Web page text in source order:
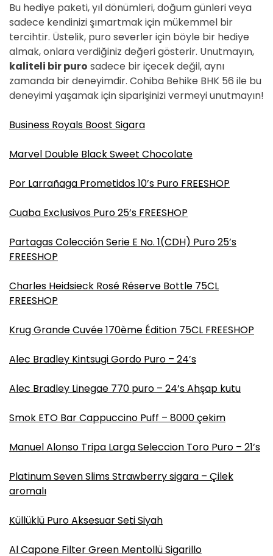
Bu hediye paketi, yıl dönümleri, doğum günleri veya
sadece kendinizi şımartmak için mükemmel bir
tercihtir. Üstelik, puro severler için böyle bir hediye
almak, onlara verdiğiniz değeri gösterir. Unutmayın,
kaliteli bir puro sadece bir içecek değil, aynı
zamanda bir deneyimdir. Cohiba Behike BHK 56 ile bu
deneyimi yaşamak için siparişinizi vermeyi unutmayın!
Business Royals Boost Sigara
Marvel Double Black Sweet Chocolate
Por Larrañaga Prometidos 10’s Puro FREESHOP
Cuaba Exclusivos Puro 25’s FREESHOP
Partagas Colección Serie E No. 1(CDH) Puro 25’s
FREESHOP
Charles Heidsieck Rosé Réserve Bottle 75CL
FREESHOP
Krug Grande Cuvée 170ème Édition 75CL FREESHOP
Alec Bradley Kintsugi Gordo Puro – 24’s
Alec Bradley Linegae 770 puro – 24’s Ahşap kutu
Smok ETO Bar Cappuccino Puff – 8000 çekim
Manuel Alonso Tripa Larga Seleccion Toro Puro – 21’s
Platinum Seven Slims Strawberry sigara – Çilek
aromalı
Küllüklü Puro Aksesuar Seti Siyah
Al Capone Filter Green Mentollü Sigarillo